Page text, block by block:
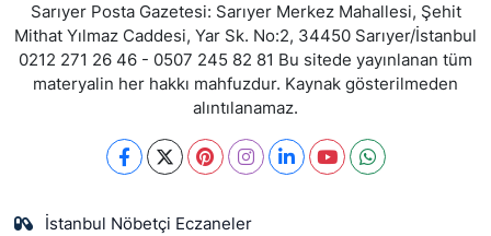
Sarıyer Posta Gazetesi: Sarıyer Merkez Mahallesi, Şehit
Mithat Yılmaz Caddesi, Yar Sk. No:2, 34450 Sarıyer/İstanbul
0212 271 26 46 - 0507 245 82 81 Bu sitede yayınlanan tüm
materyalin her hakkı mahfuzdur. Kaynak gösterilmeden
alıntılanamaz.
İstanbul Nöbetçi Eczaneler